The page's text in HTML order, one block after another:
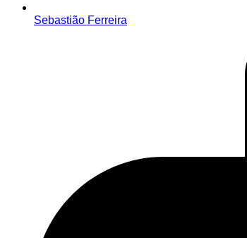
Sebastião Ferreira